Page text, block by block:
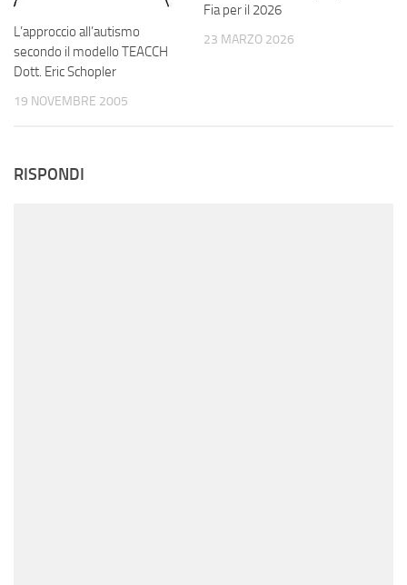
L’approccio all’autismo
secondo il modello TEACCH
Dott. Eric Schopler
19 NOVEMBRE 2005
Fia per il 2026
23 MARZO 2026
RISPONDI